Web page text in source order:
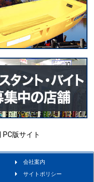
PC版サイト
会社案内
サイトポリシー